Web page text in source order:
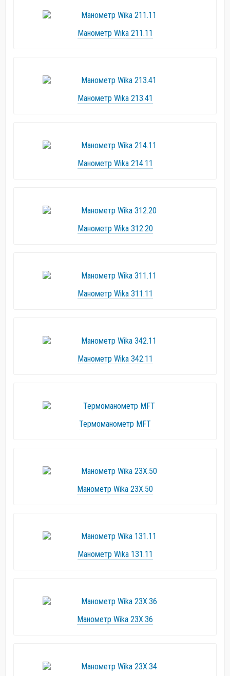
Манометр Wika 211.11
Манометр Wika 213.41
Манометр Wika 214.11
Манометр Wika 312.20
Манометр Wika 311.11
Манометр Wika 342.11
Термоманометр MFT
Манометр Wika 23X.50
Манометр Wika 131.11
Манометр Wika 23X.36